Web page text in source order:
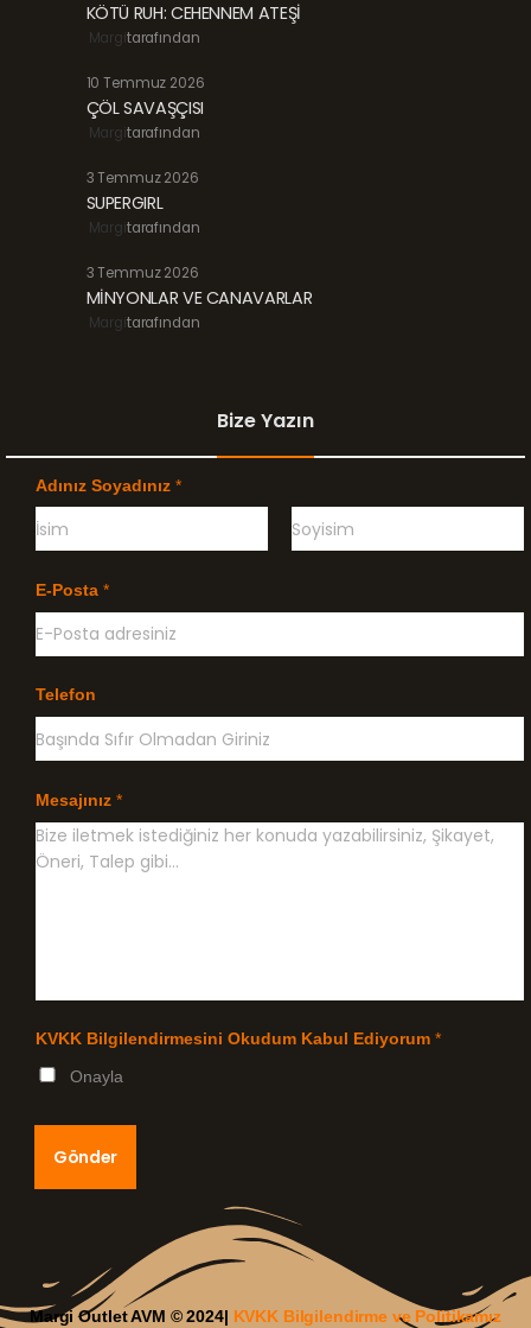
KÖTÜ RUH: CEHENNEM ATEŞİ
Margitarafından
10 Temmuz 2026
ÇÖL SAVAŞÇISI
Margitarafından
3 Temmuz 2026
SUPERGIRL
Margitarafından
3 Temmuz 2026
MİNYONLAR VE CANAVARLAR
Margitarafından
Bize Yazın
Adınız Soyadınız *
c
e
i
l
e
E-Posta *
Telefon
Mesajınız *
KVKK Bilgilendirmesini Okudum Kabul Ediyorum *
Onayla
Gönder
Margi Outlet AVM © 2024| KVKK Bilgilendirme ve Politikamız